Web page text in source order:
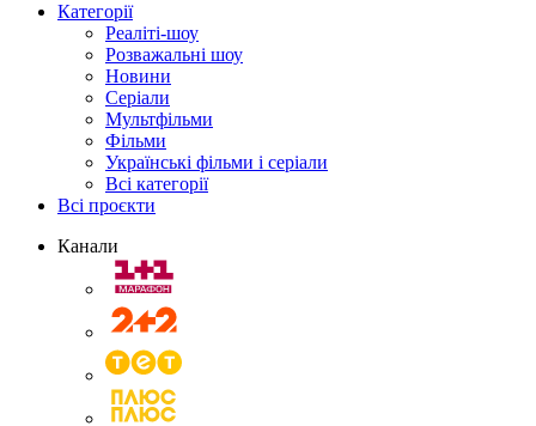
Категорії
Реаліті-шоу
Розважальні шоу
Новини
Серіали
Мультфільми
Фільми
Українські фільми і серіали
Всі категорії
Всі проєкти
Канали